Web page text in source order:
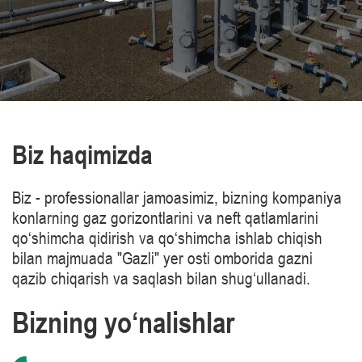
Biz haqimizda
Biz - professionallar jamoasimiz, bizning kompaniya
konlarning gaz gorizontlarini va neft qatlamlarini
qo‘shimcha qidirish va qo‘shimcha ishlab chiqish
bilan majmuada "Gazli" yer osti omborida gazni
qazib chiqarish va saqlash bilan shug‘ullanadi.
Bizning yo‘nalishlar